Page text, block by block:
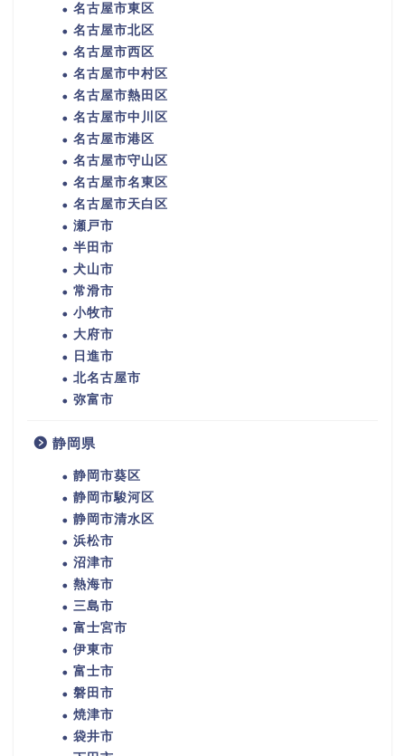
名古屋市東区
名古屋市北区
名古屋市西区
名古屋市中村区
名古屋市熱田区
名古屋市中川区
名古屋市港区
名古屋市守山区
名古屋市名東区
名古屋市天白区
瀬戸市
半田市
犬山市
常滑市
小牧市
大府市
日進市
北名古屋市
弥富市
静岡県
静岡市葵区
静岡市駿河区
静岡市清水区
浜松市
沼津市
熱海市
三島市
富士宮市
伊東市
富士市
磐田市
焼津市
袋井市